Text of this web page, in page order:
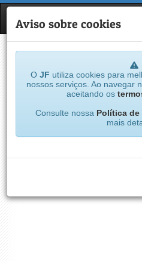
JF
Aviso sobre cookies
O JF utiliza cookies para
nossos serviços. Ao navegar
aceitando os
Consulte nossa Política de
mais